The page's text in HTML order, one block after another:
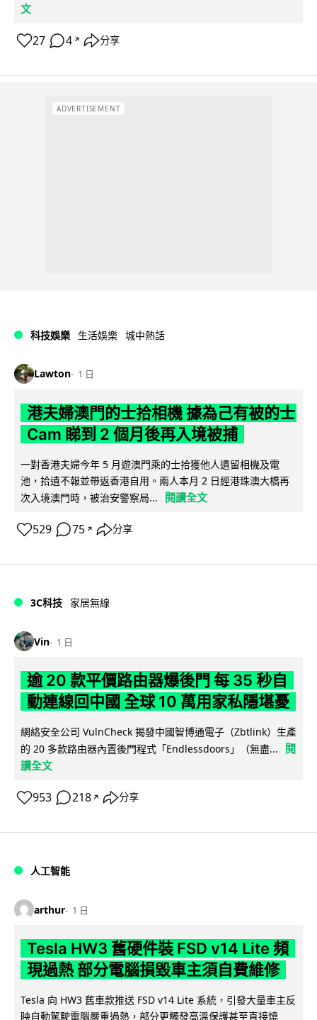
文
27 4 ↗ 分享
ADVERTISEMENT
科技娛樂 生活娛樂 城中熱話
Lawton 1 日
港夫婦澳門的士拾相機 據為己有被的士
Cam 睇到 2 個月後再入境被捕
一對香港夫婦今年 5 月遊澳門乘的士拾獲他人遺留相機及電
池，拾遺不報並帶返香港自用。兩人本月 2 日經港珠澳大橋再
次入境澳門時，被治安警察局...
閱讀全文
529 75 ↗ 分享
3C科技 家居無線
Vin 1 日
逾 20 款平價路由器爆後門 每 35 秒自
動連線回中國 全球 10 萬用家私隱堪憂
網絡安全公司 VulnCheck 揭發中國智博通電子（Zbtlink）生產
的 20 多款路由器內置後門程式「Endlessdoors」（無盡...
閱
讀全文
953 218 ↗ 分享
人工智能
arthur 1 日
Tesla HW3 舊硬件裝 FSD v14 Lite 頻
現過熱 部分電腦損毀車主須自費維修
Tesla 向 HW3 舊車款推送 FSD v14 Lite 系統，引發大量車主反
映自動駕駛電腦嚴重過熱，部分更觸發高溫保護甚至直接燒